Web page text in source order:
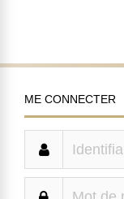
ME CONNECTER